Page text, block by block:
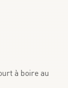
à boire au